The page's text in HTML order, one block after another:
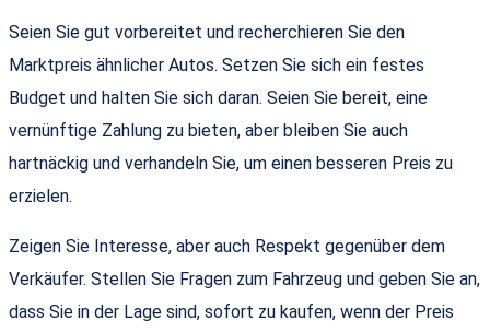
Seien Sie gut vorbereitet und recherchieren Sie den
Marktpreis ähnlicher Autos. Setzen Sie sich ein festes
Budget und halten Sie sich daran. Seien Sie bereit, eine
vernünftige Zahlung zu bieten, aber bleiben Sie auch
hartnäckig und verhandeln Sie, um einen besseren Preis zu
erzielen.
Zeigen Sie Interesse, aber auch Respekt gegenüber dem
Verkäufer. Stellen Sie Fragen zum Fahrzeug und geben Sie an,
dass Sie in der Lage sind, sofort zu kaufen, wenn der Preis